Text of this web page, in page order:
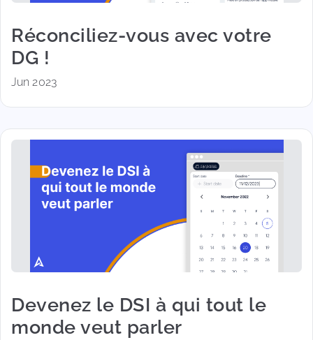
Réconciliez-vous avec votre
DG !
Jun 2023
Devenez le DSI à qui tout le
monde veut parler